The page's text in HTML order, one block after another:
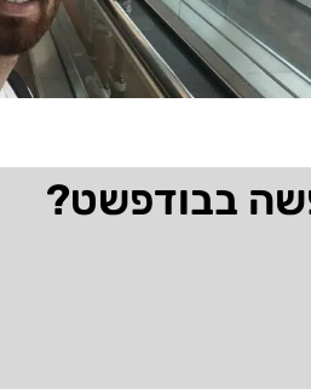
בבודפשט?